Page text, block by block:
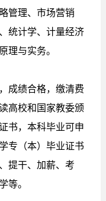
管理、市场营销
统计学、计量经济
理与实务。
成绩合格，缴清费
高校和国家教委颁
书，本科毕业可申
专（本）毕业证书
提干、加薪、考
等。